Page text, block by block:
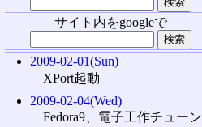
サイト内をgoogleで
2009-02-01(Sun)
XPort起動
2009-02-04(Wed)
Fedora9、電子工作チューン